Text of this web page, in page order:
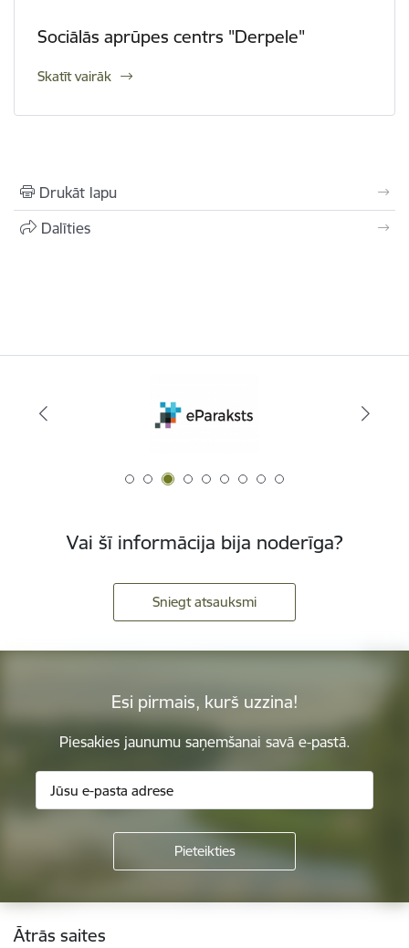
Sociālās aprūpes centrs "Derpele"
Skatīt vairāk
Drukāt lapu
Dalīties
Vai šī informācija bija noderīga?
Sniegt atsauksmi
Esi pirmais, kurš uzzina!
Piesakies jaunumu saņemšanai savā e-pastā.
Kājene
Ātrās saites